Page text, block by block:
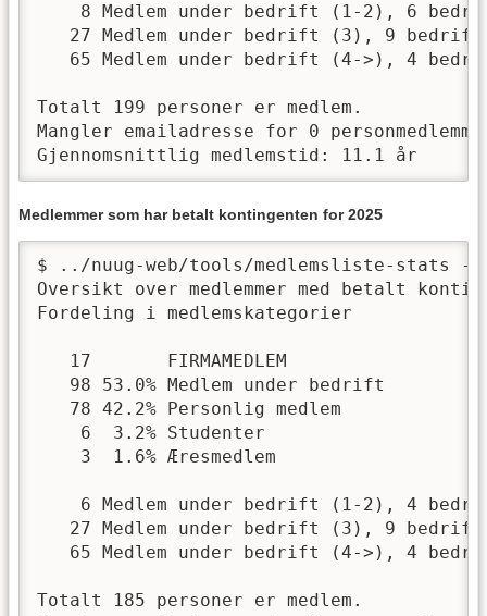
8 Medlem under bedrift (1-2), 6
27 Medlem under bedrift (3), 9
65 Medlem under bedrift (4->), 4
Totalt 199 personer er medlem.
Mangler emailadresse for 0
Gjennomsnittlig medlemstid: 11.1 år
Medlemmer som har betalt kontingenten for 2025
$ ../nuug-web/tools/medlemsliste-stats -f
Oversikt over medlemmer med betalt
Fordeling i medlemskategorier
   17       FIRMAMEDLEM
   98 53.0% Medlem under bedrift
   78 42.2% Personlig medlem
    6  3.2% Studenter
    3  1.6% Æresmedlem
6 Medlem under bedrift (1-2), 4
27 Medlem under bedrift (3), 9
65 Medlem under bedrift (4->), 4
Totalt 185 personer er medlem.